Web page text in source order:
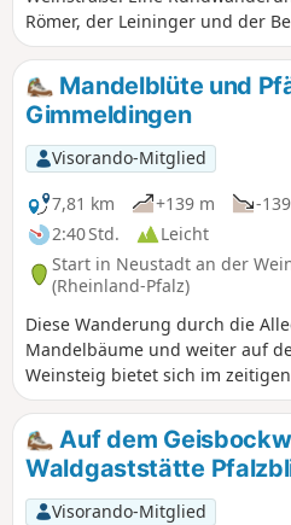
Römer, der Leininger und der
Mandelblüte und
Gimmeldingen
Visorando-Mitglied
7,81 km
+139 m
-
2:40 Std.
Leicht
Start in Neustadt an der
(Rheinland-Pfalz)
Diese Wanderung durch die
Mandelbäume und weiter auf
Weinsteig bietet sich im
zur Mandelblüte an. Die
jedoch mit dem
Ausflugsverkehr sollte man
es einfach zu voll und man findet
keinen Parkplatz im Ort.
Auf dem
Waldgaststätte
Visorando-Mitglied